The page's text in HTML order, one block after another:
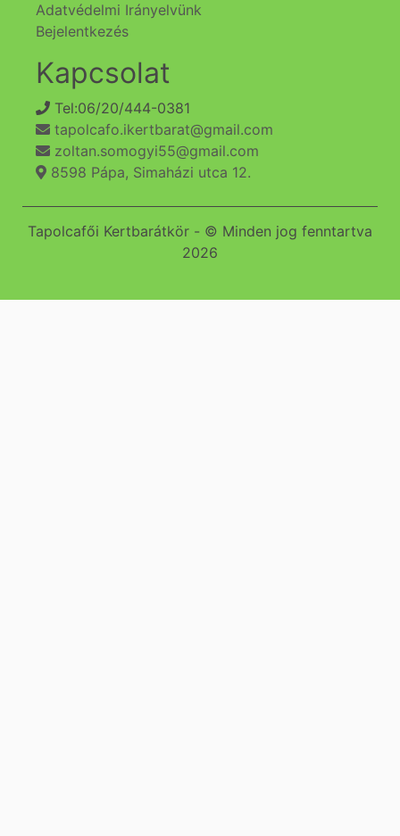
Adatvédelmi Irányelvünk
Bejelentkezés
Kapcsolat
Tel:06/20/444-0381
tapolcafo.ikertbarat@gmail.com
zoltan.somogyi55@gmail.com
8598 Pápa, Simaházi utca 12.
Tapolcafői Kertbarátkör - © Minden jog fenntartva
2026